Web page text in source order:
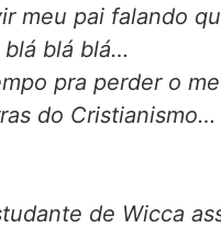
meu pai falando
blá blá blá…
pra perder o
do Cristianismo…
de Wicca